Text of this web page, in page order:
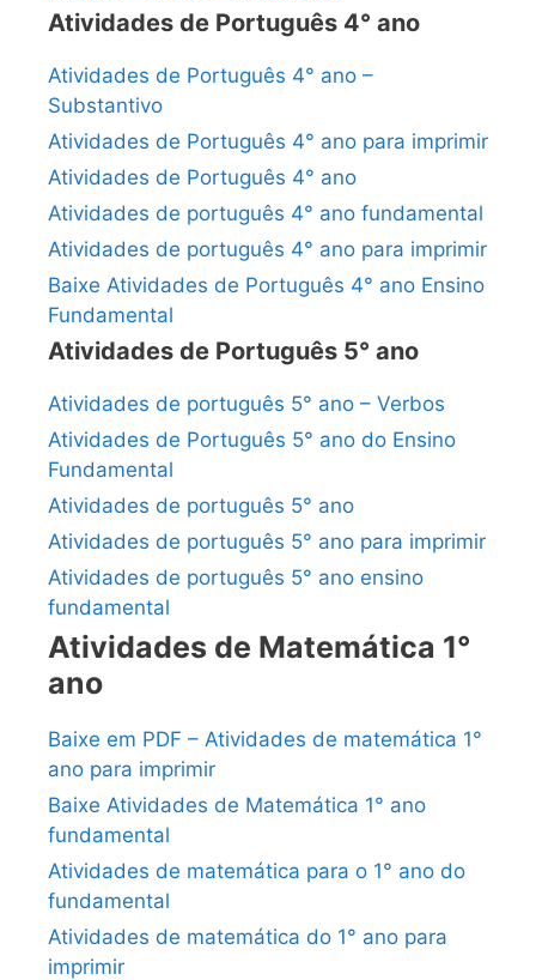
Atividades de Português 4° ano
Atividades de Português 4° ano –
Substantivo
Atividades de Português 4° ano para imprimir
Atividades de Português 4° ano
Atividades de português 4° ano fundamental
Atividades de português 4° ano para imprimir
Baixe Atividades de Português 4° ano Ensino
Fundamental
Atividades de Português 5° ano
Atividades de português 5° ano – Verbos
Atividades de Português 5° ano do Ensino
Fundamental
Atividades de português 5° ano
Atividades de português 5° ano para imprimir
Atividades de português 5° ano ensino
fundamental
Atividades de Matemática 1°
ano
Baixe em PDF – Atividades de matemática 1°
ano para imprimir
Baixe Atividades de Matemática 1° ano
fundamental
Atividades de matemática para o 1° ano do
fundamental
Atividades de matemática do 1° ano para
imprimir